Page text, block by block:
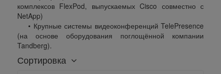
комплексов FlexPod, выпускаемых Cisco совместно с
NetApp)
• Крупные системы видеоконференций TelePresence
(на основе оборудования поглощённой компании
Tandberg).
Сортировка